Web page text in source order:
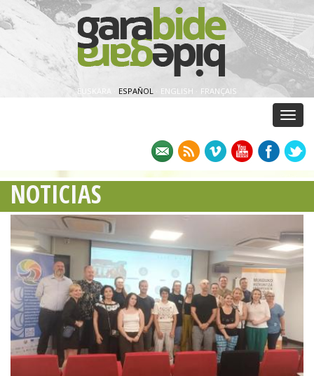
EUSKARA ESPAÑOL · ENGLISH · FRANÇAIS
NOTICIAS